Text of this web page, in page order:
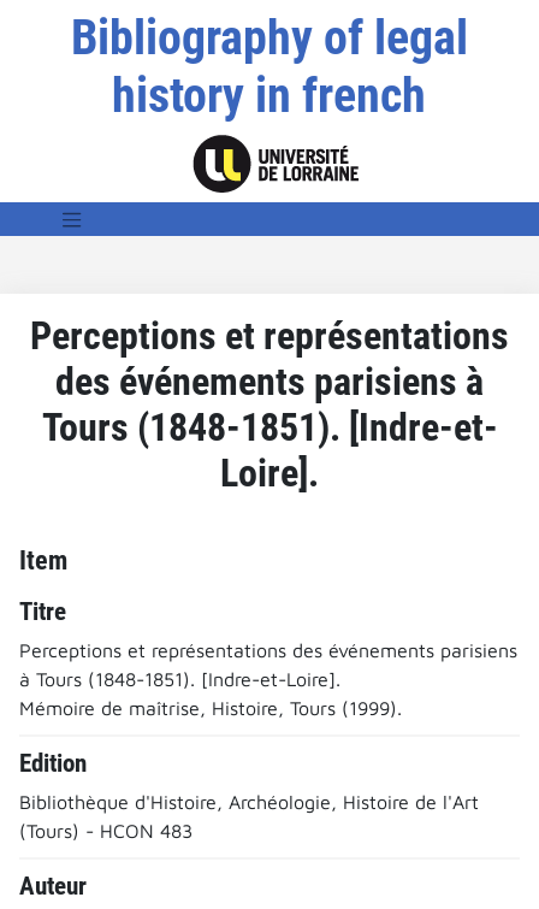
Bibliography of legal
history in french
Perceptions et représentations
des événements parisiens à
Tours (1848-1851). [Indre-et-
Loire].
Item
Titre
Perceptions et représentations des événements parisiens
à Tours (1848-1851). [Indre-et-Loire].
Mémoire de maîtrise, Histoire, Tours (1999).
Edition
Bibliothèque d'Histoire, Archéologie, Histoire de l'Art
(Tours) - HCON 483
Auteur